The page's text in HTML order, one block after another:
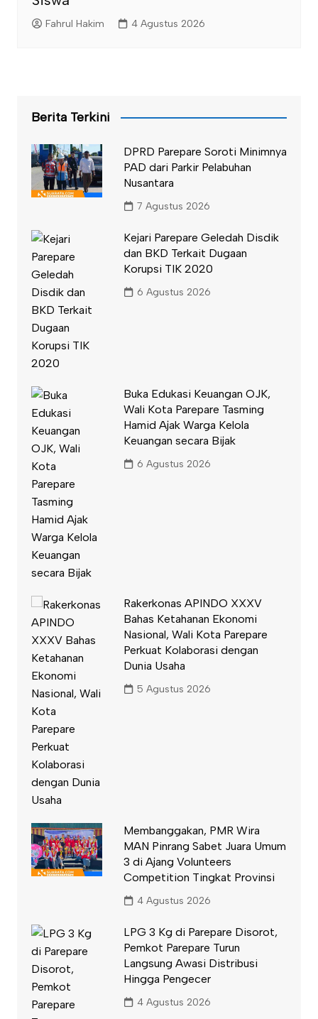
Fahrul Hakim 4 Agustus 2026
Berita Terkini
DPRD Parepare Soroti Minimnya
PAD dari Parkir Pelabuhan
Nusantara
7 Agustus 2026
Kejari Parepare Geledah Disdik
dan BKD Terkait Dugaan
Korupsi TIK 2020
6 Agustus 2026
Buka Edukasi Keuangan OJK,
Wali Kota Parepare Tasming
Hamid Ajak Warga Kelola
Keuangan secara Bijak
6 Agustus 2026
Rakerkonas APINDO XXXV
Bahas Ketahanan Ekonomi
Nasional, Wali Kota Parepare
Perkuat Kolaborasi dengan
Dunia Usaha
5 Agustus 2026
Membanggakan, PMR Wira
MAN Pinrang Sabet Juara Umum
3 di Ajang Volunteers
Competition Tingkat Provinsi
4 Agustus 2026
LPG 3 Kg di Parepare Disorot,
Pemkot Parepare Turun
Langsung Awasi Distribusi
Hingga Pengecer
4 Agustus 2026